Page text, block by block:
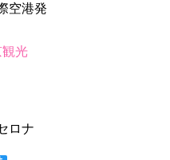
空港発
観光
ロナ